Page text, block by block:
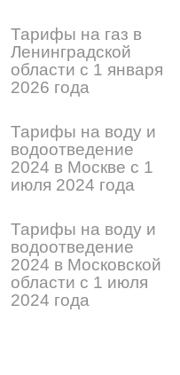
Тарифы на газ в
Ленинградской
области с 1 января
2026 года
Тарифы на воду и
водоотведение
2024 в Москве с 1
июля 2024 года
Тарифы на воду и
водоотведение
2024 в Московской
области с 1 июля
2024 года